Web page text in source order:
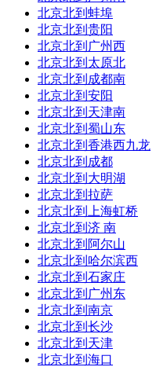
到达站：过南京
耗时：03:46总里程：
订票平台：
7 直达：
车次/车型： 快速
发车站：始上海发车
到达站：过南京
耗时：04:15总里程：
订票平台：
8直达：
车次/车型：快速
发车站：始上海
到达站：过南京
北京北到蚌埠
北京北到贵阳
北京北到广州西
北京北到太原北
北京北到成都南
北京北到安阳
北京北到天津南
北京北到蜀山东
北京北到香港西九龙
北京北到成都
北京北到大明湖
北京北到拉萨
北京北到上海虹桥
北京北到济 南
北京北到阿尔山
北京北到哈尔滨西
北京北到石家庄
北京北到广州东
北京北到南京
北京北到长沙
北京北到天津
北京北到海口